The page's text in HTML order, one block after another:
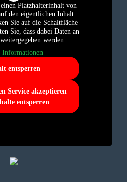
einen Platzhalterinhalt von
den eigentlichen Inhalt
Sie auf die Schaltfläche
Sie, dass dabei Daten an
werden.
Informationen
entsperren
Service akzeptieren
entsperren